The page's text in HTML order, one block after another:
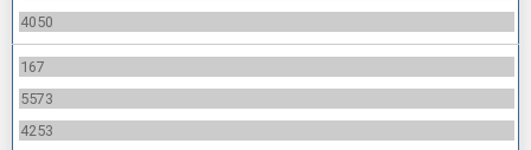
4050
167
5573
4253